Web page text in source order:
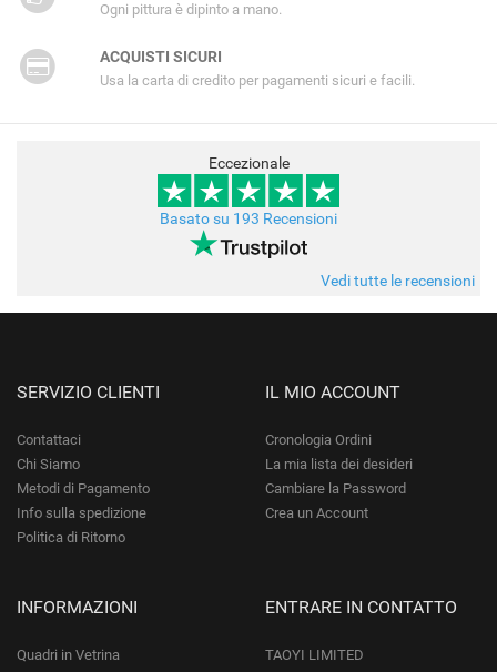
Ogni pittura è dipinto a mano.
ACQUISTI SICURI
Usa la carta di credito per pagamenti sicuri e facili.
Eccezionale
Basato su 193 Recensioni
Vedi tutte le recensioni
SERVIZIO CLIENTI
Contattaci
Chi Siamo
Metodi di Pagamento
Info sulla spedizione
Politica di Ritorno
IL MIO ACCOUNT
Cronologia Ordini
La mia lista dei desideri
Cambiare la Password
Crea un Account
INFORMAZIONI
Quadri in Vetrina
ENTRARE IN CONTATTO
TAOYI LIMITED